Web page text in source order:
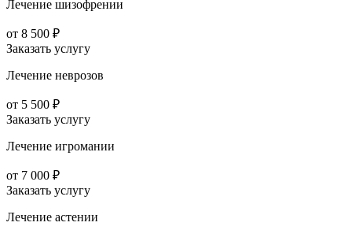
Лечение шизофрении
от 8 500 ₽
Заказать услугу
Лечение неврозов
от 5 500 ₽
Заказать услугу
Лечение игромании
от 7 000 ₽
Заказать услугу
Лечение астении